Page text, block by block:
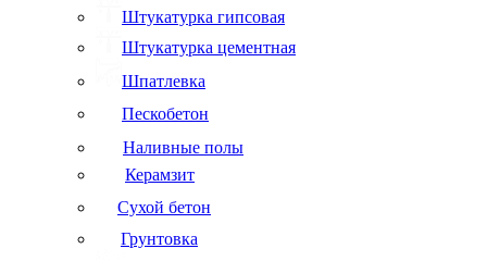
Штукатурка гипсовая
Штукатурка цементная
Шпатлевка
Пескобетон
Наливные полы
Керамзит
Сухой бетон
Грунтовка